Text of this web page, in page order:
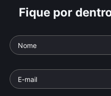
Fique por